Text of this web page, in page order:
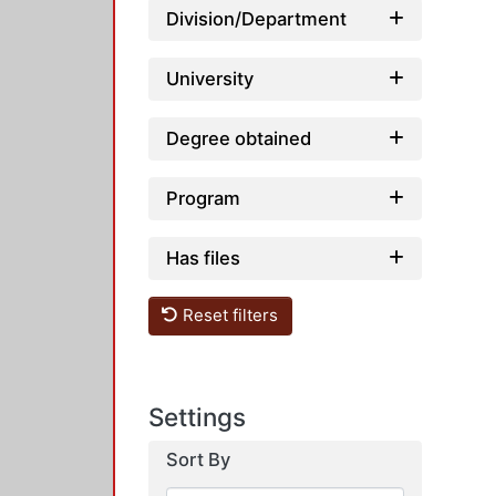
Division/Department
University
Degree obtained
Program
Has files
Reset filters
Settings
Sort By